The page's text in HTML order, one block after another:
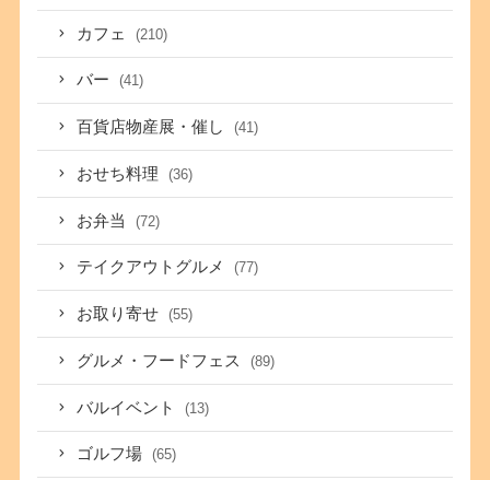
カフェ (210)
バー (41)
百貨店物産展・催し (41)
おせち料理 (36)
お弁当 (72)
テイクアウトグルメ (77)
お取り寄せ (55)
グルメ・フードフェス (89)
バルイベント (13)
ゴルフ場 (65)